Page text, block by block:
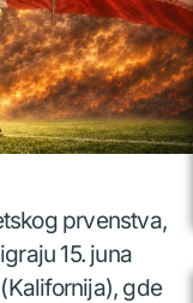
prvenstva,
15. juna
gde